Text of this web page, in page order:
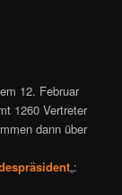
12. Februar
1260 Vertreter
dann über
„: